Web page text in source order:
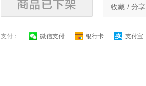
收藏 / 分享
支付： 微信支付 银行卡 支付宝